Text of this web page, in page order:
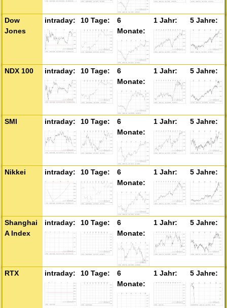
Dow
Jones
NDX 100
SMI
Nikkei
Shanghai
A Index
RTX